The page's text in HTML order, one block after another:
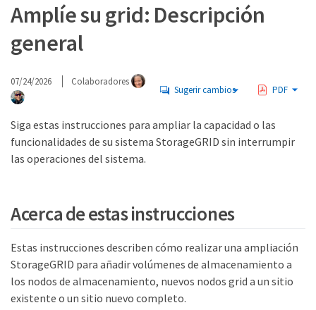
Amplíe su grid: Descripción
general
07/24/2026 Colaboradores
Sugerir cambios PDF
Siga estas instrucciones para ampliar la capacidad o las
funcionalidades de su sistema StorageGRID sin interrumpir
las operaciones del sistema.
Acerca de estas instrucciones
Estas instrucciones describen cómo realizar una ampliación
StorageGRID para añadir volúmenes de almacenamiento a
los nodos de almacenamiento, nuevos nodos grid a un sitio
existente o un sitio nuevo completo.